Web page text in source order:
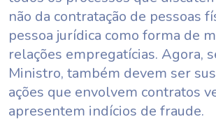
não da contratação de pessoas
pessoa jurídica como forma de
relações empregatícias. Agora,
Ministro, também devem ser
ações que envolvem contratos
apresentem indícios de fraude.